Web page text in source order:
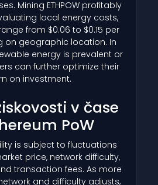
Mining ETHPOW profitably
local energy costs,
from $0.06 to $0.15 per
on geographic location. In
energy is prevalent or
can further optimize their
on investment.
v čase
PoW
is subject to fluctuations
price, network difficulty,
transaction fees. As more
and difficulty adjusts,